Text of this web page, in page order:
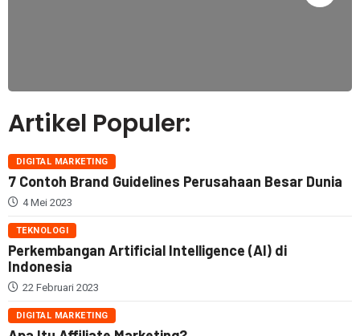
Artikel Populer:
DIGITAL MARKETING
7 Contoh Brand Guidelines Perusahaan Besar Dunia
4 Mei 2023
TEKNOLOGI
Perkembangan Artificial Intelligence (AI) di
Indonesia
22 Februari 2023
DIGITAL MARKETING